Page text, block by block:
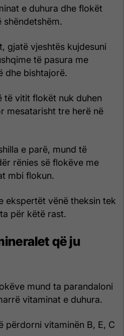
e duhura dhe flokët
gjatë vjeshtës kujdesuni
të pasura me
dhe bishtajorë.
të vitit flokët nuk duhen
mesatarisht tre herë në
e parë, mund të
rënies së flokëve me
mbi flokun.
ekspertët vënë theksin tek
për këtë rast.
që ju
mund ta parandaloni
vitaminat e duhura.
përdorni vitaminën B, E, C